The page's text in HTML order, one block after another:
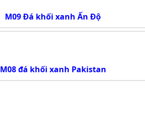
M09 Đá khối xanh Ấn Độ
M08 đá khối xanh Pakistan